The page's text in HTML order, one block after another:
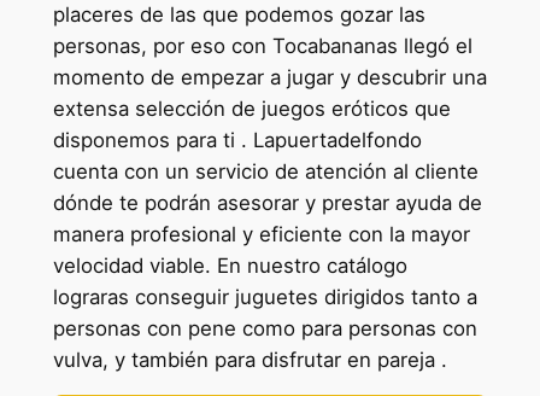
placeres de las que podemos gozar las
personas, por eso con Tocabananas llegó el
momento de empezar a jugar y descubrir una
extensa selección de juegos eróticos que
disponemos para ti . Lapuertadelfondo
cuenta con un servicio de atención al cliente
dónde te podrán asesorar y prestar ayuda de
manera profesional y eficiente con la mayor
velocidad viable. En nuestro catálogo
lograras conseguir juguetes dirigidos tanto a
personas con pene como para personas con
vulva, y también para disfrutar en pareja .